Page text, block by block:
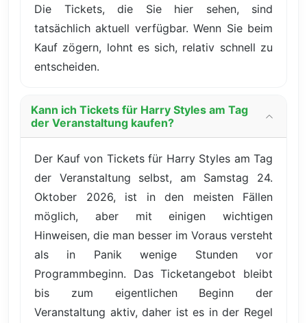
Die Tickets, die Sie hier sehen, sind
tatsächlich aktuell verfügbar. Wenn Sie beim
Kauf zögern, lohnt es sich, relativ schnell zu
entscheiden.
Kann ich Tickets für Harry Styles am Tag
der Veranstaltung kaufen?
Der Kauf von Tickets für Harry Styles am Tag
der Veranstaltung selbst, am Samstag 24.
Oktober 2026, ist in den meisten Fällen
möglich, aber mit einigen wichtigen
Hinweisen, die man besser im Voraus versteht
als in Panik wenige Stunden vor
Programmbeginn. Das Ticketangebot bleibt
bis zum eigentlichen Beginn der
Veranstaltung aktiv, daher ist es in der Regel